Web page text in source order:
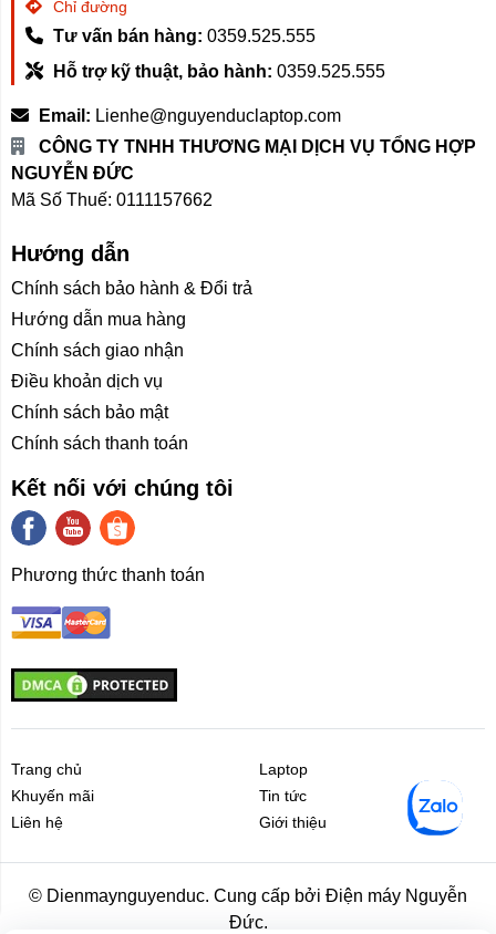
Chỉ đường
Tư vấn bán hàng: 0359.525.555
Hỗ trợ kỹ thuật, bảo hành: 0359.525.555
Email: Lienhe@nguyenduclaptop.com
CÔNG TY TNHH THƯƠNG MẠI DỊCH VỤ TỔNG HỢP
NGUYỄN ĐỨC
Mã Số Thuế: 0111157662
Hướng dẫn
Chính sách bảo hành & Đổi trả
Hướng dẫn mua hàng
Chính sách giao nhận
Điều khoản dịch vụ
Chính sách bảo mật
Chính sách thanh toán
Kết nối với chúng tôi
Phương thức thanh toán
Trang chủ
Laptop
Khuyến mãi
Tin tức
Liên hệ
Giới thiệu
© Dienmaynguyenduc. Cung cấp bởi Điện máy Nguyễn
Đức.